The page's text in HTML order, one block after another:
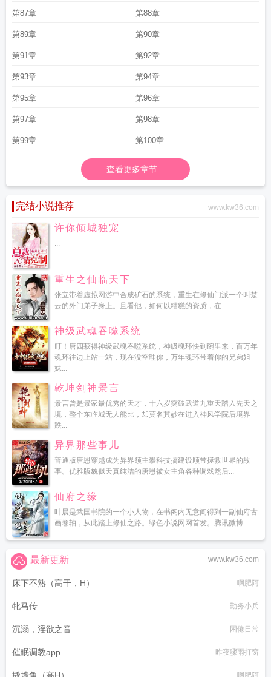
第87章 第88章
第89章 第90章
第91章 第92章
第93章 第94章
第95章 第96章
第97章 第98章
第99章 第100章
查看更多章节...
完结小说推荐 www.kw36.com
许你倾城独宠
...
重生之仙临天下
张立带着虚拟网游中合成矿石的系统，重生在修仙门派一个叫楚
云的外门弟子身上。且看他，如何以糟糕的资质，在...
神级武魂吞噬系统
叮！唐四获得神级武魂吞噬系统，神级魂环快到碗里来，百万年
魂环往边上站一站，现在没空理你，万年魂环带着你的兄弟姐
妹...
乾坤剑神景言
景言曾是景家最优秀的天才，十六岁突破武道九重天踏入先天之
境，整个东临城无人能比，却莫名其妙在进入神风学院后境界
跌...
异界那些事儿
普通版唐恩穿越成为异界领主攀科技搞建设顺带拯救世界的故
事。优雅版貌似天真纯洁的唐恩被女主角各种调戏然后...
仙府之缘
叶晨是武国书院的一个小人物，在书阁内无意间得到一副仙府古
画卷轴，从此踏上修仙之路。绿色小说网网首发。腾讯微博...
www.kw36.com
最新更新
床下不熟（高干，H） 啊肥阿
牝马传 勤务小兵
沉溺，淫欲之音 困倦日常
催眠调教app 昨夜骤雨打窗
啊肥阿